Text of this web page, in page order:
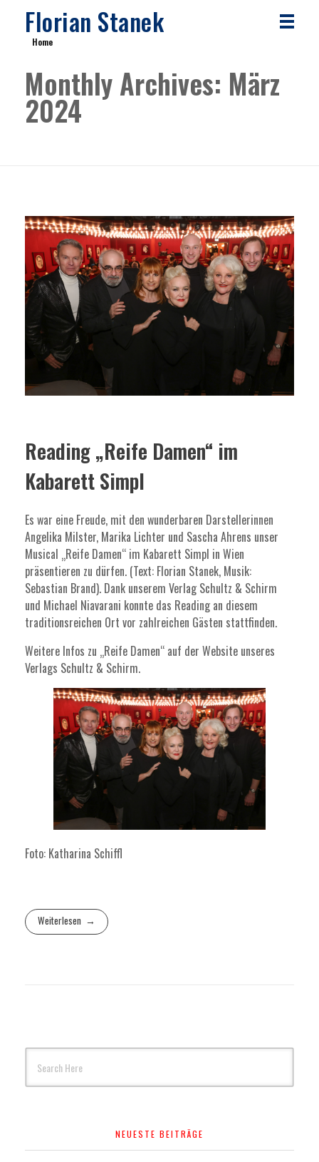
Florian Stanek
Home
Monthly Archives: März
2024
Reading „Reife Damen“ im
Kabarett Simpl
Es war eine Freude, mit den wunderbaren Darstellerinnen
Angelika Milster, Marika Lichter und Sascha Ahrens unser
Musical „Reife Damen“ im Kabarett Simpl in Wien
präsentieren zu dürfen. (Text: Florian Stanek, Musik:
Sebastian Brand). Dank unserem Verlag Schultz & Schirm
und Michael Niavarani konnte das Reading an diesem
traditionsreichen Ort vor zahlreichen Gästen stattfinden.
Weitere Infos zu „Reife Damen“ auf der Website unseres
Verlags Schultz & Schirm.
Foto: Katharina Schiffl
Weiterlesen
NEUESTE BEITRÄGE